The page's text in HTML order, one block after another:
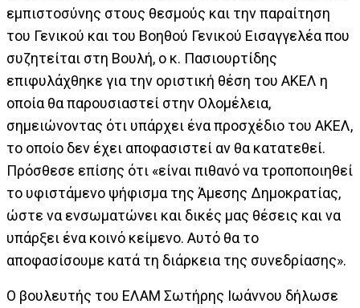
εμπιστοσύνης στους θεσμούς και την παραίτηση
του Γενικού και του Βοηθού Γενικού Εισαγγελέα που
συζητείται στη Βουλή, ο κ. Πασιουρτίδης
επιφυλάχθηκε για την οριστική θέση του ΑΚΕΛ η
οποία θα παρουσιαστεί στην Ολομέλεια,
σημειώνοντας ότι υπάρχει ένα προσχέδιο του ΑΚΕΛ,
το οποίο δεν έχει αποφασιστεί αν θα κατατεθεί.
Πρόσθεσε επίσης ότι «είναι πιθανό να τροποποιηθεί
το υφιστάμενο ψήφισμα της Άμεσης Δημοκρατίας,
ώστε να ενσωματώνει και δικές μας θέσεις και να
υπάρξει ένα κοινό κείμενο. Αυτό θα το
αποφασίσουμε κατά τη διάρκεια της συνεδρίασης».
Ο βουλευτής του ΕΛΑΜ Σωτήρης Ιωάννου δήλωσε